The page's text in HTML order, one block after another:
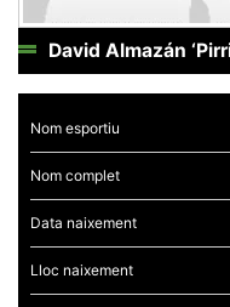
David Almazán
Nom esportiu
Nom complet
Data naixement
Lloc naixement